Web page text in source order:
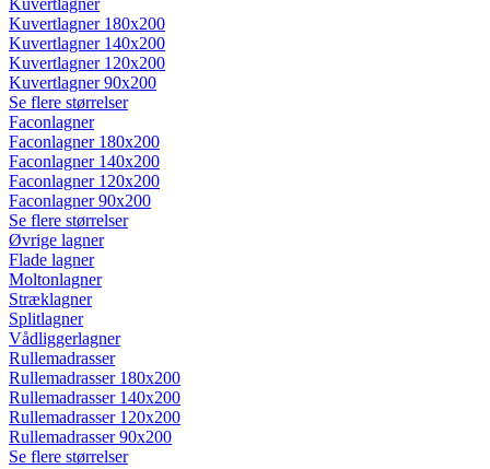
Kuvertlagner
Kuvertlagner 180x200
Kuvertlagner 140x200
Kuvertlagner 120x200
Kuvertlagner 90x200
Se flere størrelser
Faconlagner
Faconlagner 180x200
Faconlagner 140x200
Faconlagner 120x200
Faconlagner 90x200
Se flere størrelser
Øvrige lagner
Flade lagner
Moltonlagner
Stræklagner
Splitlagner
Vådliggerlagner
Rullemadrasser
Rullemadrasser 180x200
Rullemadrasser 140x200
Rullemadrasser 120x200
Rullemadrasser 90x200
Se flere størrelser